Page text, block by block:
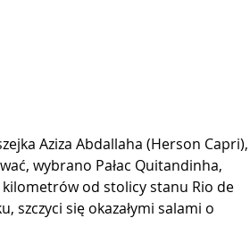
Aziza Abdallaha (Herson Capri),
wybrano Pałac Quitandinha,
od stolicy stanu Rio de
szczyci się okazałymi salami o